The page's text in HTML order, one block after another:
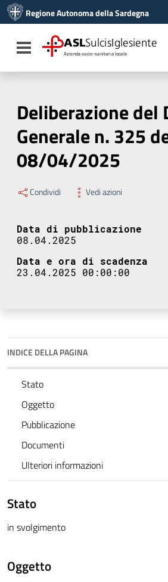
Vai al menu di navigazione
Vai al footer
Regione Autonoma della Sardegna
Toggle navigation
ASLSulcisIglesiente
Azienda socio-sanitaria locale
Deliberazione del
Generale n. 325
08/04/2025
Condividi Vedi azioni
Data di pubblicazione
08.04.2025
Data e ora di scadenza
23.04.2025 00:00:00
INDICE DELLA PAGINA
Stato
Oggetto
Pubblicazione
Documenti
Ulteriori informazioni
Stato
in svolgimento
Oggetto